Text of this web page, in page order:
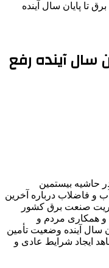
تا پایان سال آینده
سال آینده رفع
حاشیه بیستمین
و فاضلاب درباره آخرین
صنعت برق کشور
و همکاری مردم و
سال آینده وضعیت تأمین
بهبود یابد و تا تابستان ۱۴۰۵ شاهد ایجاد شرایط عادی و